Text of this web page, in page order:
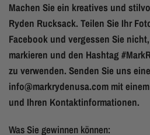
Machen Sie ein kreatives und
Ryden Rucksack. Teilen Sie Ihr
Facebook und vergessen Sie
markieren und den Hashtag
zu verwenden. Senden Sie uns
info@markrydenusa.com mit
und Ihren Kontaktinformationen.
Was Sie gewinnen können: